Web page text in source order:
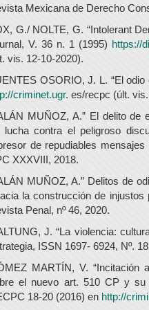
Mexicana de Derecho
G./ NOLTE, G. “Intolerant
V. 36 n. 1 (1995) https://
vis. 12-10-2020).
OSORIO, J. L. “El
criminet.ugr. es/recpc (últ.
MUÑOZ, A.” El delito de
lucha contra el peligroso
de repudiables
XXXVIII, 2018.
MUÑOZ, A.” Delitos de
la construcción de injustos
Penal, nº 46, 2020.
J. “La violencia:
ISSN 1697- 6924, Nº.
MARTÍN, V. “Incitación
el nuevo art. 510 CP y su
18-20 (2016) en http://